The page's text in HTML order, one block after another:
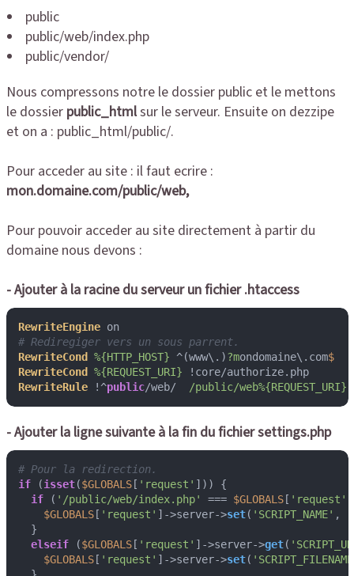
public
public/web/index.php
public/vendor/
Nous compressons notre le dossier public et le mettons
le dossier public_htmlsur le serveur. Ensuite on dezzipe
et on a : public_html/public/.
Pour acceder au site : il faut ecrire :
mon.domaine.com/public/web,
Pour pouvoir acceder au site directement à partir du
domaine nous devons :
- Ajouter à la racine du serveur un fichier .htaccess
RewriteEngine
on
# Rediregiger vers un sous parrent.
RewriteCond
%{HTTP_HOST} ^(www\.)?mondomaine\.com $
RewriteCond
%{REQUEST_URI}
!core/authorize.php
RewriteRule !^public/web/ /public/web%{REQUEST_URI}
- Ajouter la ligne suivante à la fin du fichier settings.php
# Pour la redirection.
if (isset($GLOBALS[ 'request' ])) {
if ( '/public/web/index.php' === $GLOBALS[ 'request'
$GLOBALS[ 'request' ]->server->set( 'SCRIPT_NAME' ,
  }
elseif ($GLOBALS[ 'request' ]->server->get(
$GLOBALS[ 'request' ]->server->set(